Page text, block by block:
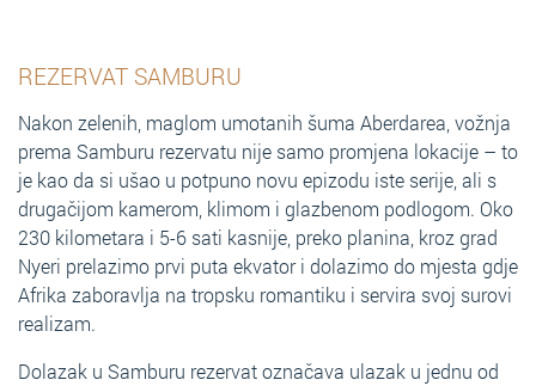
REZERVAT SAMBURU
Nakon zelenih, maglom umotanih šuma Aberdarea, vožnja
prema Samburu rezervatu nije samo promjena lokacije – to
je kao da si ušao u potpuno novu epizodu iste serije, ali s
drugačijom kamerom, klimom i glazbenom podlogom. Oko
230 kilometara i 5-6 sati kasnije, preko planina, kroz grad
Nyeri prelazimo prvi puta ekvator i dolazimo do mjesta gdje
Afrika zaboravlja na tropsku romantiku i servira svoj surovi
realizam.
Dolazak u Samburu rezervat označava ulazak u jednu od